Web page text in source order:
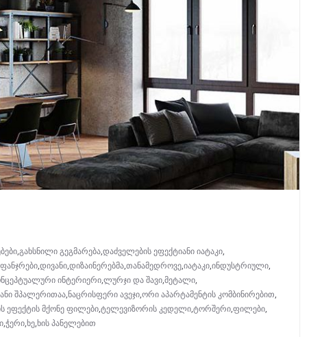
,გახსნილი გეგმარება,დაძველების ეფექტიანი იატაკი,
,დივანი,დიზაინერებმა,თანამედროვე,იატაკი,ინდუსტრიული,
ინტერიერი,ლურჯი და შავი,მეტალი,
შპალერითაა,ნაცრისფერი ავეჯი,ორი აპარტამენტის კომბინირებით,
ეფექტის მქონე ფილები,ტელევიზორის კედელი,ტორშერი,ფილები,
,ჭერი,ხე,ხის პანელებით